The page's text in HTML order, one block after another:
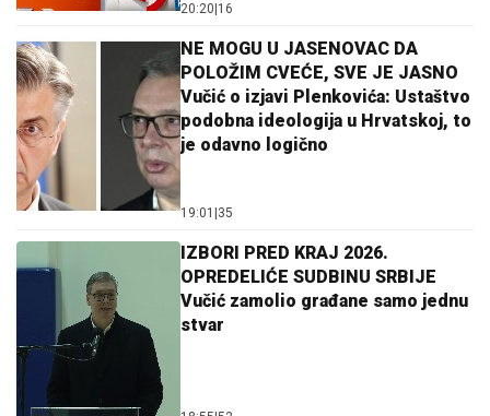
20:20 16
NE MOGU U JASENOVAC DA
POLOŽIM CVEĆE, SVE JE JASNO
Vučić o izjavi Plenkovića: Ustaštvo
podobna ideologija u Hrvatskoj, to
je odavno logično
19:01 35
IZBORI PRED KRAJ 2026.
OPREDELIĆE SUDBINU SRBIJE
Vučić zamolio građane samo jednu
stvar